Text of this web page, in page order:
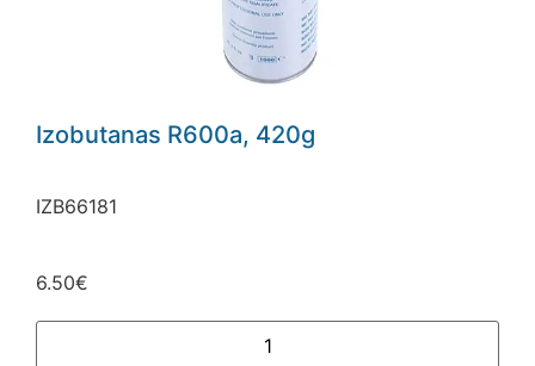
Izobutanas R600a, 420g
IZB66181
6.50€